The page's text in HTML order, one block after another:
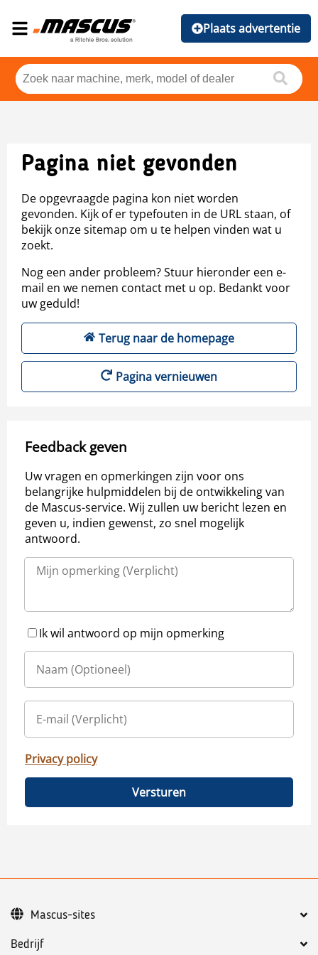
Plaats advertentie
Pagina niet gevonden
De opgevraagde pagina kon niet worden
gevonden. Kijk of er typefouten in de URL staan, of
bekijk onze sitemap om u te helpen vinden wat u
zoekt.
Nog een ander probleem? Stuur hieronder een e-
mail en we nemen contact met u op. Bedankt voor
uw geduld!
Terug naar de homepage
Pagina vernieuwen
Feedback geven
Uw vragen en opmerkingen zijn voor ons
belangrijke hulpmiddelen bij de ontwikkeling van
de Mascus-service. Wij zullen uw bericht lezen en
geven u, indien gewenst, zo snel mogelijk
antwoord.
Ik wil antwoord op mijn opmerking
Privacy policy
Versturen
Bedrijf
Mascus-sites